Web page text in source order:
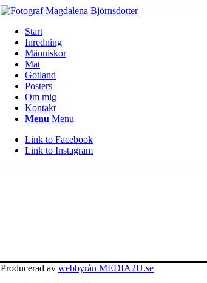
Start
Inredning
Människor
Mat
Gotland
Posters
Om mig
Kontakt
Menu Menu
Link to Facebook
Link to Instagram
Producerad av webbyrån MEDIA2U.se